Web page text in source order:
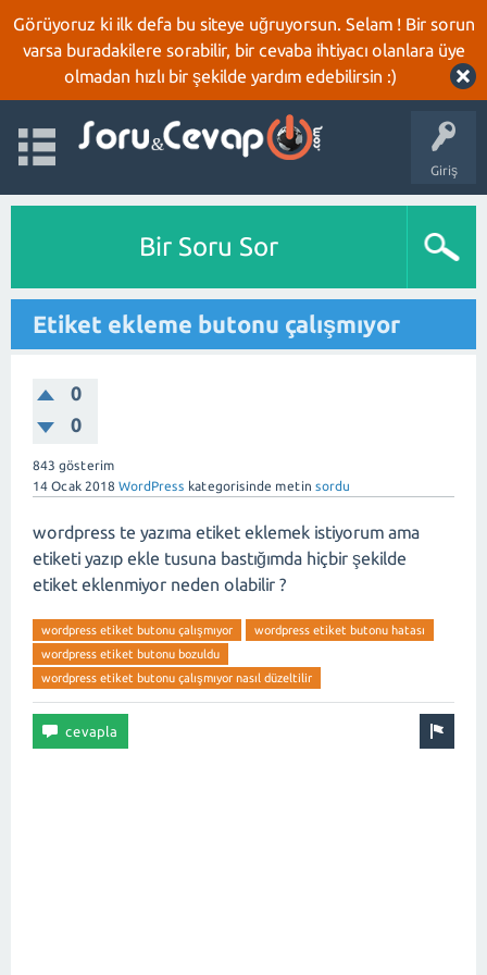
Görüyoruz ki ilk defa bu siteye uğruyorsun. Selam ! Bir sorun
varsa buradakilere sorabilir, bir cevaba ihtiyacı olanlara üye
olmadan hızlı bir şekilde yardım edebilirsin :)
Giriş
Bir Soru Sor
Etiket ekleme butonu çalışmıyor
0
0
843 gösterim
14 Ocak 2018 WordPress kategorisinde metin sordu
wordpress te yazıma etiket eklemek istiyorum ama
etiketi yazıp ekle tusuna bastığımda hiçbir şekilde
etiket eklenmiyor neden olabilir ?
wordpress etiket butonu çalışmıyor
wordpress etiket butonu hatası
wordpress etiket butonu bozuldu
wordpress etiket butonu çalışmıyor nasıl düzeltilir